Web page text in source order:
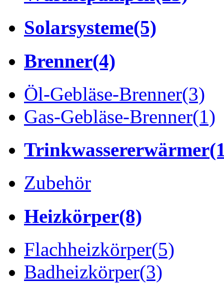
Solarsysteme(5)
Brenner(4)
Öl-Gebläse-Brenner(3)
Gas-Gebläse-Brenner(1)
Trinkwassererwärmer
Zubehör
Heizkörper(8)
Flachheizkörper(5)
Badheizkörper(3)